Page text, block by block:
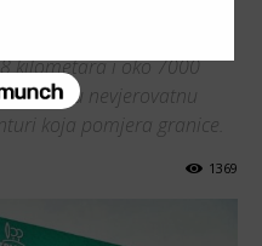
kilometara i oko 7000
jednu nevjerovatnu
koja pomjera granice.
1369